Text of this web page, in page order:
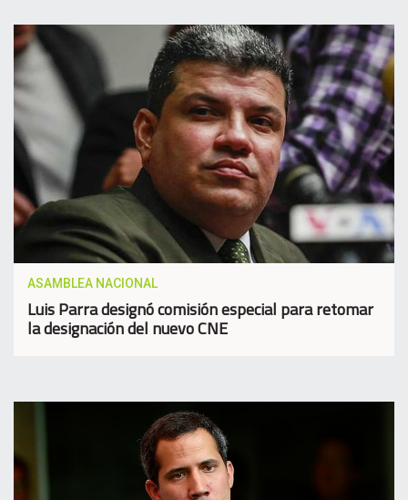
ASAMBLEA NACIONAL
Luis Parra designó comisión especial para retomar
la designación del nuevo CNE